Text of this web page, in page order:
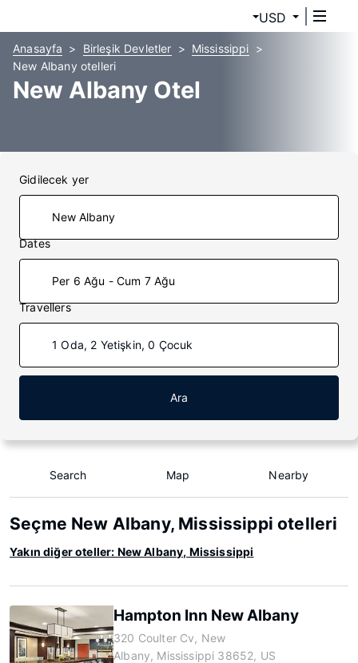
USD
Anasayfa Birleşik Devletler
Mississippi
New Albany otelleri
New Albany Otel
Gidilecek yer
Dates
Per 6 Ağu - Cum 7 Ağu
Travellers
1 Oda, 2 Yetişkin, 0 Çocuk
Ara
Search Map Nearby
Seçme New Albany, Mississippi otelleri
Yakın diğer oteller: New Albany, Mississippi
Hampton Inn New Albany
320 Coulter Cv, New
Albany, Mississippi 38652, US